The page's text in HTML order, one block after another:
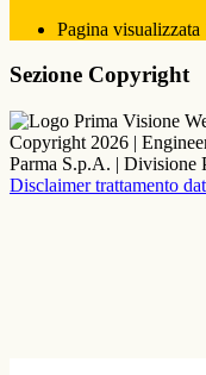
Pagina visualizzata
Sezione Copyright
Copyright 2026 |
Parma S.p.A. | Divisione
Disclaimer trattamento